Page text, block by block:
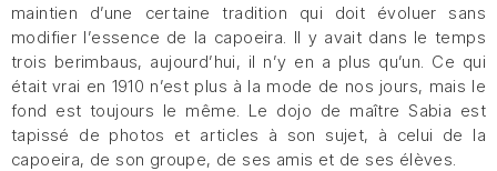
maintien d’une certaine tradition qui doit évoluer sans
modifier l’essence de la capoeira. Il y avait dans le temps
trois berimbaus, aujourd’hui, il n’y en a plus qu’un. Ce qui
était vrai en 1910 n’est plus à la mode de nos jours, mais le
fond est toujours le même. Le dojo de maître Sabia est
tapissé de photos et articles à son sujet, à celui de la
capoeira, de son groupe, de ses amis et de ses élèves.